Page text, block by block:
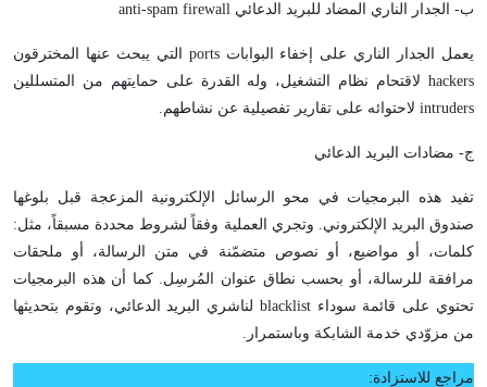
ب- الجدار الناري المضاد للبريد الدعائي anti-spam firewall
يعمل الجدار الناري على إخفاء البوابات ports التي يبحث عنها المخترقون
hackers لاقتحام نظام التشغيل، وله القدرة على حمايتهم من المتسللين
intruders لاحتوائه على تقارير تفصيلية عن نشاطهم.
ج- مضادات البريد الدعائي
تفيد هذه البرمجيات في محو الرسائل الإلكترونية المزعجة قبل بلوغها
صندوق البريد الإلكتروني. وتجري العملية وفقاً لشروط محددة مسبقاً، مثل:
كلمات، أو مواضيع، أو نصوص متضمّنة في متن الرسالة، أو ملحقات
مرافقة للرسالة، أو بحسب نطاق عنوان المُرسِل. كما أن هذه البرمجيات
تحتوي على قائمة سوداء blacklist لناشري البريد الدعائي، وتقوم بتحديثها
من مزوّدي خدمة الشابكة وباستمرار.
مراجع للاستزادة: